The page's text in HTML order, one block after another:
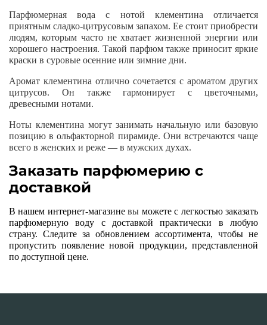
Парфюмерная вода с нотой клементина отличается
приятным сладко-цитрусовым запахом. Ее стоит приобрести
людям, которым часто не хватает жизненной энергии или
хорошего настроения. Такой парфюм также приносит яркие
краски в суровые осенние или зимние дни.
Аромат клементина отлично сочетается с ароматом других
цитрусов. Он также гармонирует с цветочными,
древесными нотами.
Ноты клементина могут занимать начальную или базовую
позицию в ольфакторной пирамиде. Они встречаются чаще
всего в женских и реже — в мужских духах.
Заказать парфюмерию с
доставкой
В нашем интернет-магазиневы можете с легкостью заказать
парфюмерную воду с доставкой практически в любую
страну. Следите за обновлением ассортимента, чтобы не
пропустить появление новой продукции, представленной
по доступной цене.